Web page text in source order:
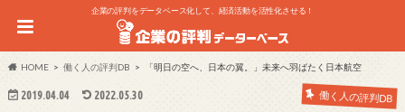
企業の評判をデータベース化して、経済活動を活性化させる！
HOME 働く人の評判DB 「明日の空へ、日本の翼。」未来へ羽ばたく日本航空
2019.04.04 2022.05.30 働く人の評判DB